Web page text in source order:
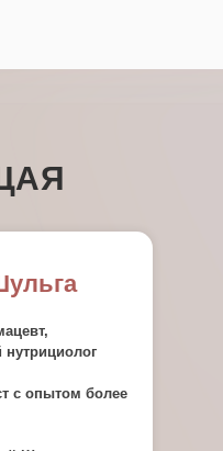
нутрициолог
с опытом более